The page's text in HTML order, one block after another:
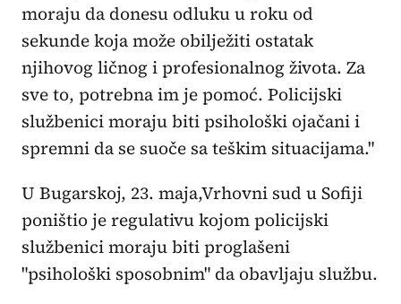
moraju da donesu odluku u roku od
sekunde koja može obilježiti ostatak
njihovog ličnog i profesionalnog života. Za
sve to, potrebna im je pomoć. Policijski
službenici moraju biti psihološki ojačani i
spremni da se suoče sa teškim situacijama."
U Bugarskoj, 23. maja,Vrhovni sud u Sofiji
poništio je regulativu kojom policijski
službenici moraju biti proglašeni
"psihološki sposobnim" da obavljaju službu.